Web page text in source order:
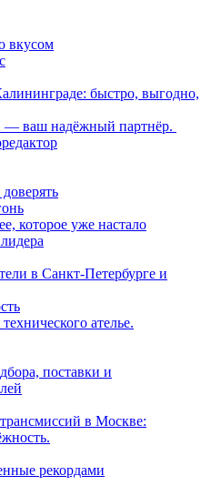
вкусом
быстро, выгодно,
ваш надёжный партнёр.
которое уже настало
в Санкт-Петербурге и
ателье.
поставки и
в Москве:
рекордами